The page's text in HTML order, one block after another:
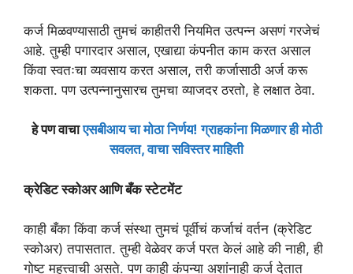
कर्ज मिळवण्यासाठी तुमचं काहीतरी नियमित उत्पन्न असणं गरजेचं
आहे. तुम्ही पगारदार असाल, एखाद्या कंपनीत काम करत असाल
किंवा स्वतःचा व्यवसाय करत असाल, तरी कर्जासाठी अर्ज करू
शकता. पण उत्पन्नानुसारच तुमचा व्याजदर ठरतो, हे लक्षात ठेवा.
हे पण वाचाएसबीआय चा मोठा निर्णय! ग्राहकांना मिळणार ही मोठी
सवलत, वाचा सविस्तर माहिती
क्रेडिट स्कोअर आणि बँक स्टेटमेंट
काही बँका किंवा कर्ज संस्था तुमचं पूर्वीचं कर्जाचं वर्तन (क्रेडिट
स्कोअर) तपासतात. तुम्ही वेळेवर कर्ज परत केलं आहे की नाही, ही
गोष्ट महत्त्वाची असते. पण काही कंपन्या अशांनाही कर्ज देतात